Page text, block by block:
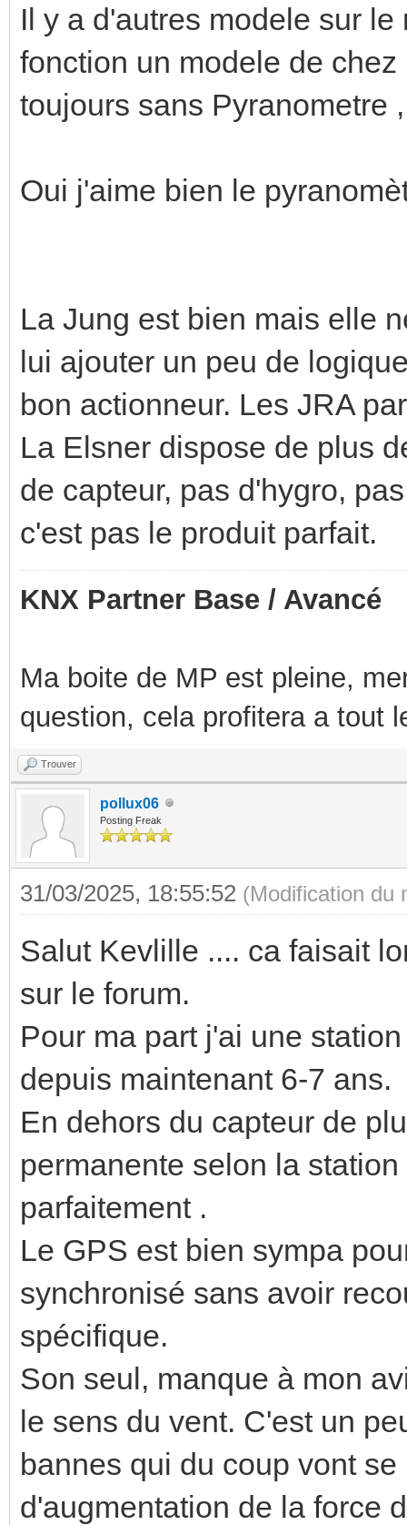
Il y a d'autres modele sur
fonction un modele de
toujours sans Pyranometre
Oui j'aime bien le
La Jung est bien mais elle
lui ajouter un peu de
bon actionneur. Les JRA
La Elsner dispose de plus
de capteur, pas d'hygro,
c'est pas le produit parfait.
KNX Partner Base / Avancé
Ma boite de MP est pleine,
question, cela profitera a tout
Trouver
pollux06
Posting Freak
31/03/2025, 18:55:52 (Modification du
Salut Kevlille .... ca faisait
sur le forum.
Pour ma part j'ai une
depuis maintenant 6-7 ans.
En dehors du capteur de
permanente selon la
parfaitement .
Le GPS est bien sympa
synchronisé sans avoir
spécifique.
Son seul, manque à mon
le sens du vent. C'est un
bannes qui du coup vont
d'augmentation de la force